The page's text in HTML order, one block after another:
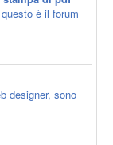
è il forum
designer, sono